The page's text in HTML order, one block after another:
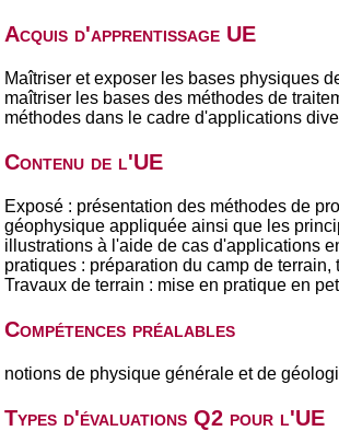
Acquis d'apprentissage UE
Maîtriser et exposer les bases physiques
maîtriser les bases des méthodes de
méthodes dans le cadre d'applications
Contenu de l'UE
Exposé : présentation des méthodes de
géophysique appliquée ainsi que les
illustrations à l'aide de cas d'applications
pratiques : préparation du camp de
Travaux de terrain : mise en pratique en
Compétences préalables
notions de physique générale et de
Types d'évaluations Q2 pour l'UE